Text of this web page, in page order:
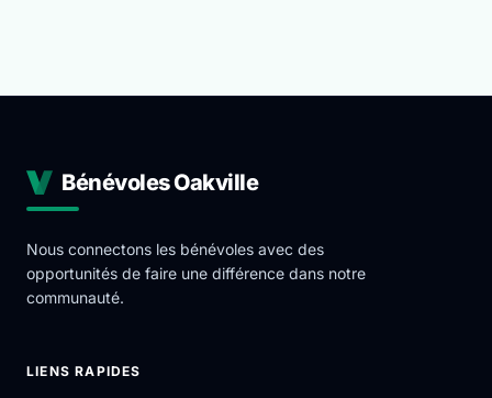
Bénévoles Oakville
Nous connectons les bénévoles avec des
opportunités de faire une différence dans notre
communauté.
LIENS RAPIDES